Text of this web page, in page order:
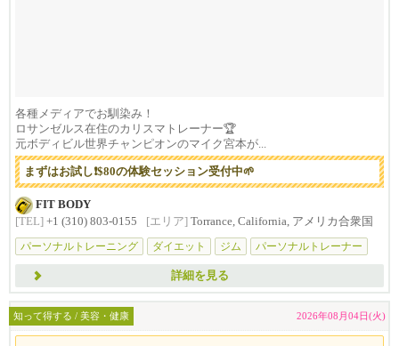
各種メディアでお馴染み！
ロサンゼルス在住のカリスマトレーナー🏆
元ボディビル世界チャンピオンのマイク宮本が...
まずはお試し❗️$80の体験セッション受付中🌱
FIT BODY
[TEL] +1 (310) 803-0155 [エリア] Torrance, California, アメリカ合衆国
パーソナルトレーニング
ダイエット ジム パーソナルトレーナー
詳細を見る
知って得する / 美容・健康 2026年08月04日(火)